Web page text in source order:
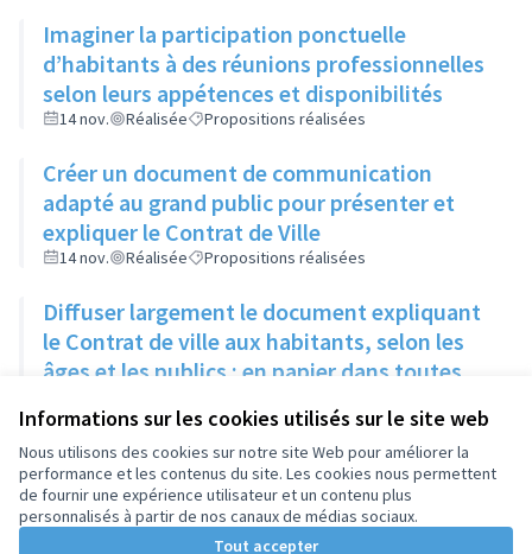
Informations sur les cookies utilisés sur le site web
Nous utilisons des cookies sur notre site Web pour améliorer la
performance et les contenus du site. Les cookies nous permettent
de fournir une expérience utilisateur et un contenu plus
personnalisés à partir de nos canaux de médias sociaux.
Tout accepter
Imaginer la participation ponctuelle
d’habitants à des réunions professionnelles
selon leurs appétences et disponibilités
14 nov. Réalisée Propositions réalisées
Créer un document de communication
adapté au grand public pour présenter et
expliquer le Contrat de Ville
14 nov. Réalisée Propositions réalisées
Diffuser largement le document expliquant
le Contrat de ville aux habitants, selon les
âges et les publics : en papier dans toutes
les structures accueillant du public
(associations, ville, etc.)